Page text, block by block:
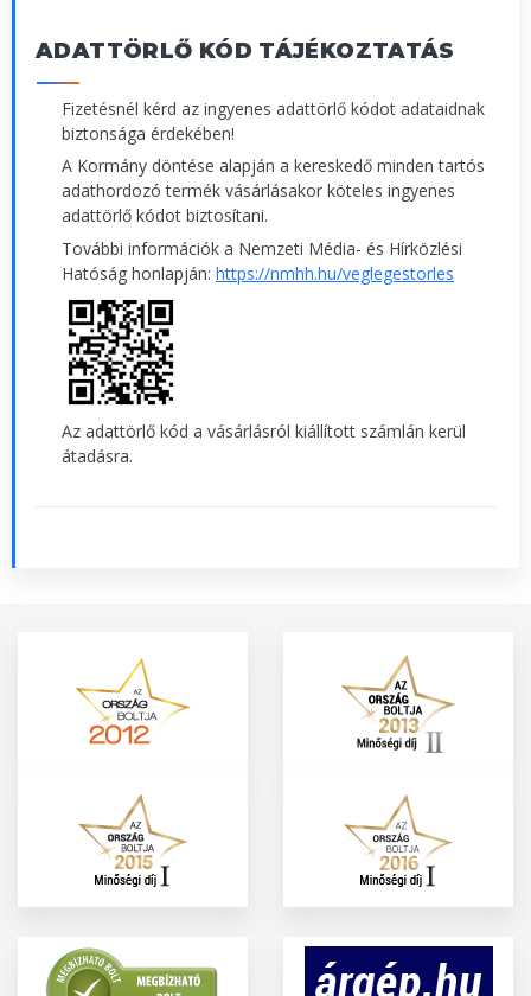
ADATTÖRLŐ KÓD TÁJÉKOZTATÁS
Fizetésnél kérd az ingyenes adattörlő kódot adataidnak
biztonsága érdekében!
A Kormány döntése alapján a kereskedő minden tartós
adathordozó termék vásárlásakor köteles ingyenes
adattörlő kódot biztosítani.
További információk a Nemzeti Média- és Hírközlési
Hatóság honlapján: https://nmhh.hu/veglegestorles
Az adattörlő kód a vásárlásról kiállított számlán kerül
átadásra.